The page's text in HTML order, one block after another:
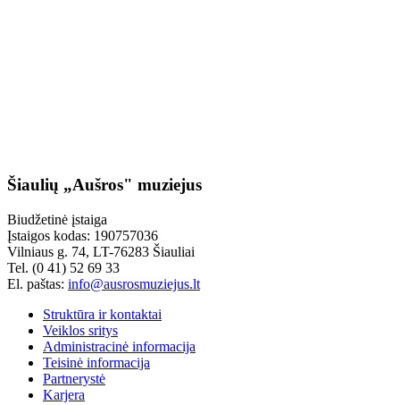
Šiaulių „Aušros" muziejus
Biudžetinė įstaiga
Įstaigos kodas: 190757036
Vilniaus g. 74, LT-76283 Šiauliai
Tel. (0 41) 52 69 33
El. paštas: info@ausrosmuziejus.lt
Struktūra ir kontaktai
Veiklos sritys
Administracinė informacija
Teisinė informacija
Partnerystė
Karjera